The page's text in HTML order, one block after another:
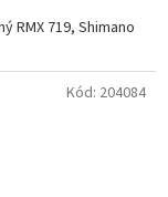
RMX 719, Shimano
Kód: 204084